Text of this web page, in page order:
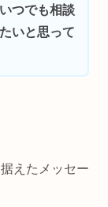
つでも相談
いと思って
えたメッセー